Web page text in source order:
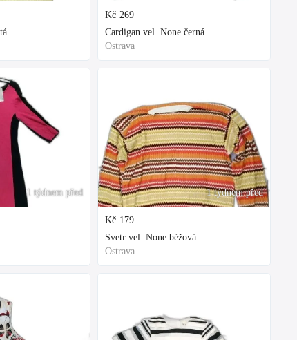
1 týdnem před
Kč 269
Cardigan vel. None černá
Ostrava
1 týdnem před
Kč 179
Svetr vel. None béžová
Ostrava